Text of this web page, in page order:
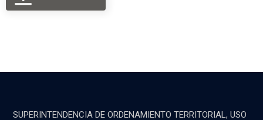
SUPERINTENDENCIA DE ORDENAMIENTO TERRITORIAL, USO